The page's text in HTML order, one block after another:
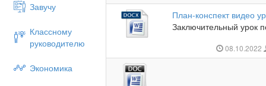
Завучу
Классному
руководителю
Экономика
План-конспект видео
Заключительный урок
08.10.2022